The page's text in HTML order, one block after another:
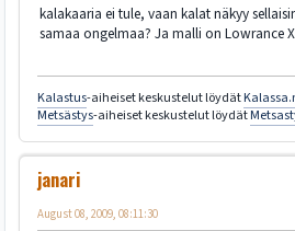
kalakaaria ei tule, vaan kalat näkyy
samaa ongelmaa? Ja malli on Lowrance
Kalastus-aiheiset keskustelut löydät
Metsästys-aiheiset keskustelut löydät
janari
August 08, 2009, 08:11:30